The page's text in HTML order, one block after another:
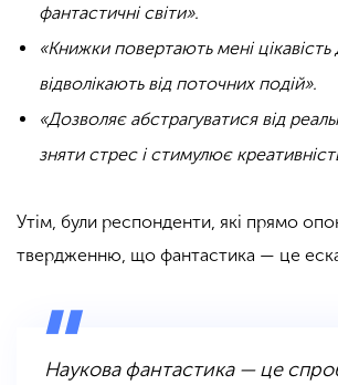
фантастичні світи».
«Книжки повертають мені цікавість
відволікають від поточних подій».
«Дозволяє абстрагуватися від
зняти стрес і стимулює
Утім, були респонденти, які прямо
твердженню, що фантастика — це
Наукова фантастика — це